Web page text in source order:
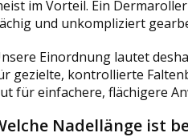
im Vorteil. Ein
und unkompliziert
Einordnung lautet
gezielte, kontrollierte
für einfachere, flächigere
Nadellänge ist